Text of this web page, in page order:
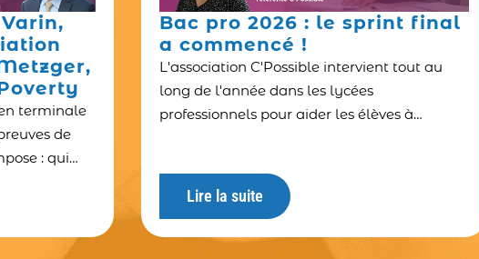
terminale
de
: qui
Bac pro 2026 : le sprint final
a commencé !
L'association C'Possible intervient tout au
long de l'année dans les lycées
professionnels pour aider les élèves à
Lire la suite